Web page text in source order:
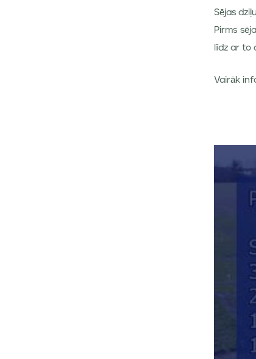
Sējas
Pirms
līdz ar to
Vairāk